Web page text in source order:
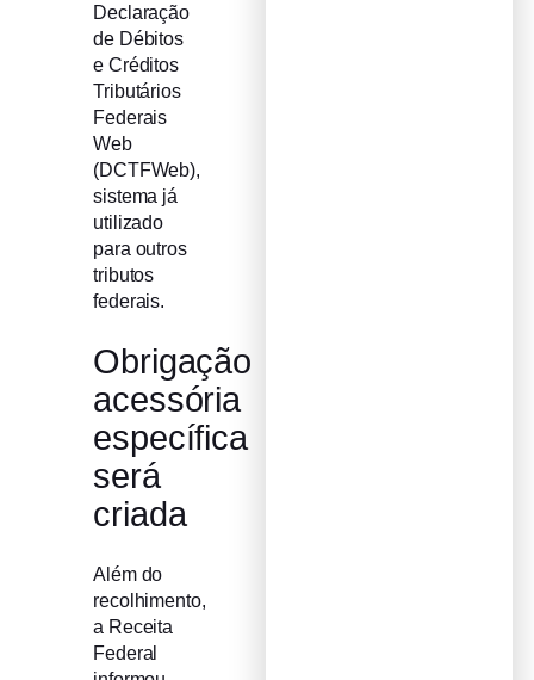
Declaração
de Débitos
e Créditos
Tributários
Federais
Web
(DCTFWeb),
sistema já
utilizado
para outros
tributos
federais.
Obrigação
acessória
específica
será
criada
Além do
recolhimento,
a Receita
Federal